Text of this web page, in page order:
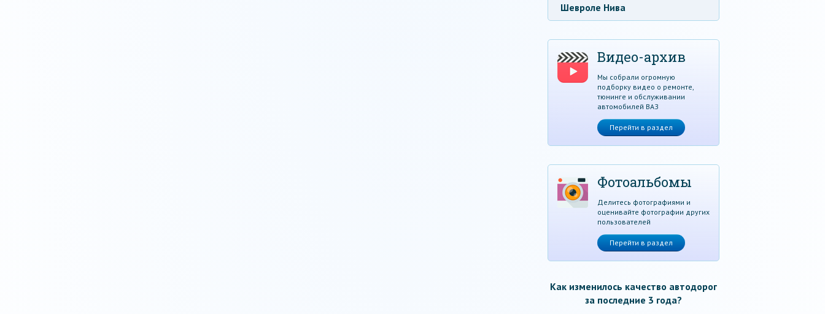
Шевроле Нива
Видео-архив
Мы собрали огромную
подборку видео о ремонте,
тюнинге и обслуживании
автомобилей ВАЗ
Перейти в раздел
Фотоальбомы
Делитесь фотографиями и
оценивайте фотографии других
пользователей
Перейти в раздел
Как изменилось качество автодорог
за последние 3 года?